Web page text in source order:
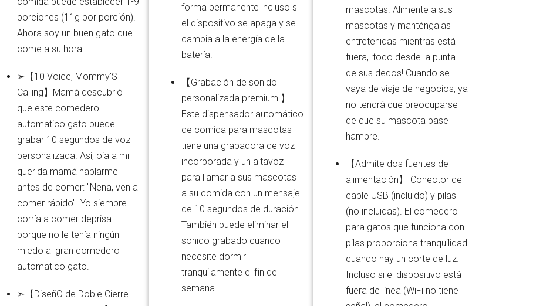
porciones (11g por porción).
Ahora soy un buen gato que
come a su hora.
➣【10 Voice, Mommy'S
Calling】Mamá descubrió
que este comedero
automatico gato puede
grabar 10 segundos de voz
personalizada. Así, oía a mi
querida mamá hablarme
antes de comer: "Nena, ven a
comer rápido". Yo siempre
corría a comer deprisa
porque no le tenía ningún
miedo al gran comedero
automatico gato.
➣【DiseñO de Doble Cierre
forma permanente incluso si
el dispositivo se apaga y se
cambia a la energía de la
batería.
【Grabación de sonido
personalizada premium 】
Este dispensador automático
de comida para mascotas
tiene una grabadora de voz
incorporada y un altavoz
para llamar a sus mascotas
a su comida con un mensaje
de 10 segundos de duración.
También puede eliminar el
sonido grabado cuando
necesite dormir
tranquilamente el fin de
semana.
mascotas. Alimente a sus
mascotas y manténgalas
entretenidas mientras está
fuera, ¡todo desde la punta
de sus dedos! Cuando se
vaya de viaje de negocios, ya
no tendrá que preocuparse
de que su mascota pase
hambre.
【Admite dos fuentes de
alimentación】 Conector de
cable USB (incluido) y pilas
(no incluidas). El comedero
para gatos que funciona con
pilas proporciona tranquilidad
cuando hay un corte de luz.
Incluso si el dispositivo está
fuera de línea (WiFi no tiene